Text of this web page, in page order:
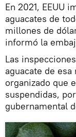
En 2021, EEUU
aguacates de
millones de
informó la
Las
aguacate de
organizado que
suspendidas,
gubernamental